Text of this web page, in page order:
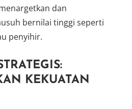
dan
bernilai tinggi seperti
penyihir.
KEKUATAN